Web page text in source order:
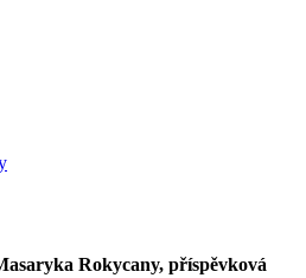
Rokycany, příspěvková